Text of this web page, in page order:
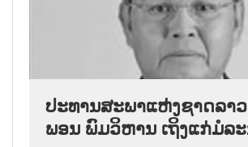
ປະທານສະພາແຫ່ງຊາດລາ
ພອນ ພົມວິຫານ ເຖິງແກ່ມໍລ